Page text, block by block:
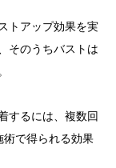
トアップ効果を実
そのうちバストは
するには、複数回
術で得られる効果